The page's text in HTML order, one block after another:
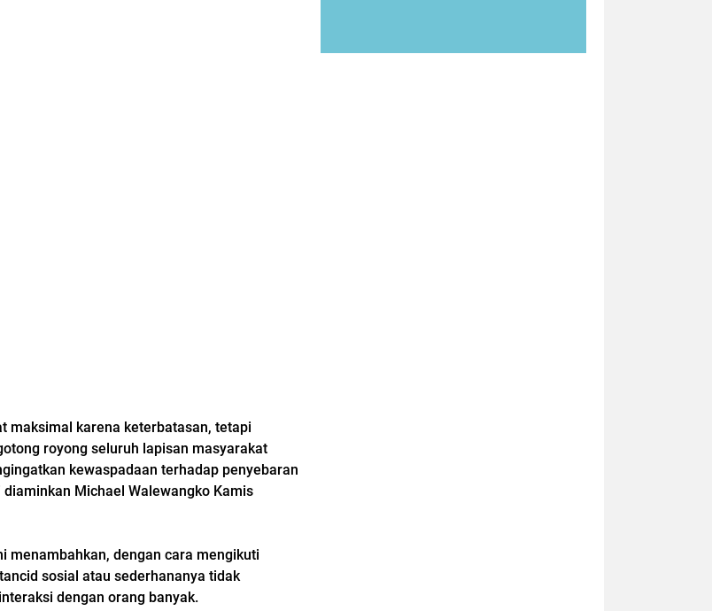
maksimal karena keterbatasan, tetapi
royong seluruh lapisan masyarakat
kewaspadaan terhadap penyebaran
Michael Walewangko Kamis
menambahkan, dengan cara mengikuti
sosial atau sederhananya tidak
dengan orang banyak.